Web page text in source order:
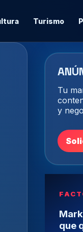
Turismo
Tu
y
que